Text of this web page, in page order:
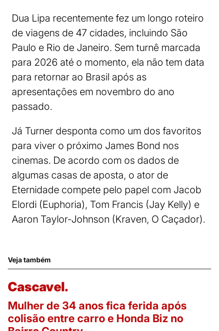
Dua Lipa recentemente fez um longo roteiro
de viagens de 47 cidades, incluindo São
Paulo e Rio de Janeiro. Sem turnê marcada
para 2026 até o momento, ela não tem data
para retornar ao Brasil após as
apresentações em novembro do ano
passado.
Já Turner desponta como um dos favoritos
para viver o próximo James Bond nos
cinemas. De acordo com os dados de
algumas casas de aposta, o ator de
Eternidade compete pelo papel com Jacob
Elordi (Euphoria), Tom Francis (Jay Kelly) e
Aaron Taylor-Johnson (Kraven, O Caçador).
Veja também
Cascavel.
Mulher de 34 anos fica ferida após
colisão entre carro e Honda Biz no